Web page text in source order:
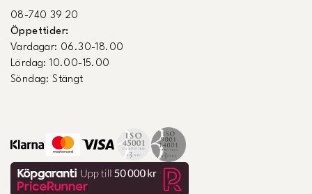
08-740 39 20
Öppettider:
Vardagar: 06.30-18.00
Lördag: 10.00-15.00
Söndag: Stängt